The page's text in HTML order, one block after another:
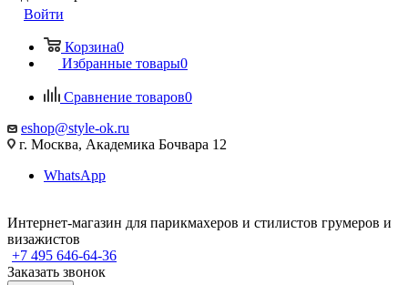
Войти
Корзина0
Избранные товары0
Сравнение товаров0
eshop@style-ok.ru
г. Москва, Академика Бочвара 12
WhatsApp
Интернет-магазин для парикмахеров и стилистов грумеров и
визажистов
+7 495 646-64-36
Заказать звонок